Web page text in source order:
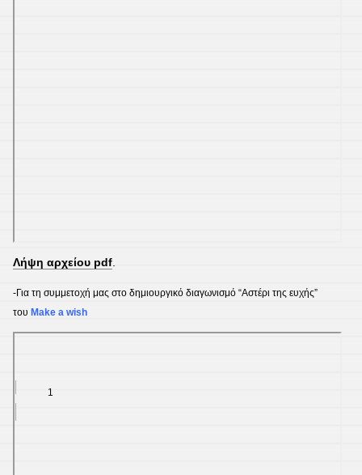
Λήψη αρχείου pdf
-Για τη συμμετοχή μας στο δημιουργικό διαγωνισμό “Αστέρι της ευχής”
του Make a wish